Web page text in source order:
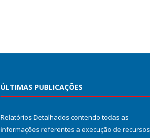
ÚLTIMAS PUBLICAÇÕES
Relatórios Detalhados contendo todas as
informações referentes a execução de recursos